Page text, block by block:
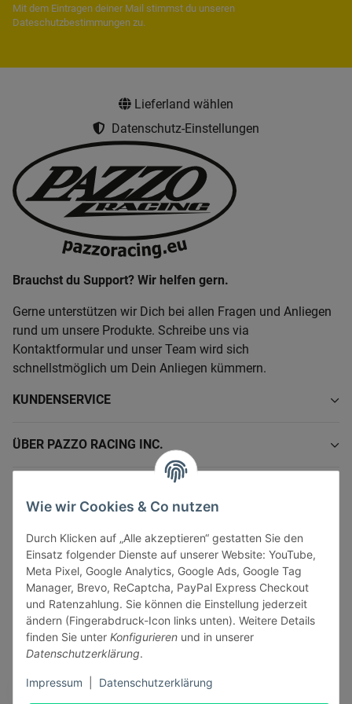
Wie wir Cookies & Co nutzen
Durch Klicken auf „Alle akzeptieren“ gestatten Sie den
Einsatz folgender Dienste auf unserer Website: YouTube,
Meta Pixel, Google Analytics, Google Ads, Google Tag
Manager, Brevo, ReCaptcha, PayPal Express Checkout
und Ratenzahlung. Sie können die Einstellung jederzeit
ändern (Fingerabdruck-Icon links unten). Weitere Details
finden Sie unter Konfigurieren und in unserer
Datenschutzerklärung.
Impressum Datenschutzerklärung
Mit dem Eintragen deiner Mail stimmst du unseren
Dateschutzbestimmungen zu.
Lieferland wählen
Datenschutz-Einstellungen
Brauchst du Support? Wir helfen gern.
Gerne unterstützen wir Dich bei allen Fragen und Anliegen
rund um unsere Produkte. Schreibe uns via
Kontaktformular und unser Team wird sich
schnellstmöglich um Dein Anliegen kümmern.
KUNDENSERVICE
ÜBER PAZZO RACING INC.
GESETZLICHE INFORMATIONEN
Vertrag widerrufen
Sicher bezahlen via: